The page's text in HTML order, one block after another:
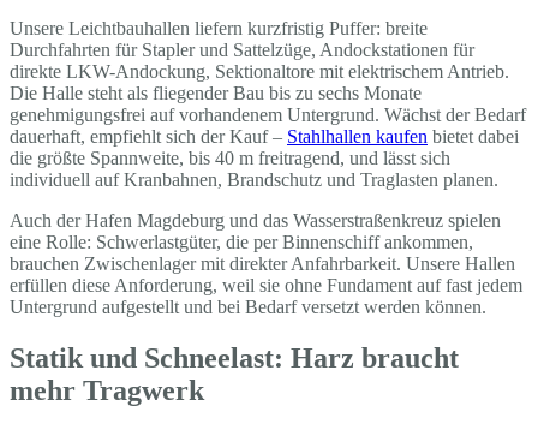
Unsere Leichtbauhallen liefern kurzfristig Puffer: breite
Durchfahrten für Stapler und Sattelzüge, Andockstationen für
direkte LKW-Andockung, Sektionaltore mit elektrischem Antrieb.
Die Halle steht als fliegender Bau bis zu sechs Monate
genehmigungsfrei auf vorhandenem Untergrund. Wächst der Bedarf
dauerhaft, empfiehlt sich der Kauf – Stahlhallen kaufen bietet dabei
die größte Spannweite, bis 40 m freitragend, und lässt sich
individuell auf Kranbahnen, Brandschutz und Traglasten planen.
Auch der Hafen Magdeburg und das Wasserstraßenkreuz spielen
eine Rolle: Schwerlastgüter, die per Binnenschiff ankommen,
brauchen Zwischenlager mit direkter Anfahrbarkeit. Unsere Hallen
erfüllen diese Anforderung, weil sie ohne Fundament auf fast jedem
Untergrund aufgestellt und bei Bedarf versetzt werden können.
Statik und Schneelast: Harz braucht
mehr Tragwerk